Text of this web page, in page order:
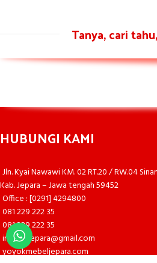
Tanya, cari
HUBUNGI KAMI
Jln. Kyai Nawawi KM. 02 RT.20 / RW.04
Kab. Jepara – Jawa tengah 59452
Office : [0291] 4294800
081 229 222 35
081 229 222 35
infojatijepara@gmail.com
yoyokmebeljepara.com